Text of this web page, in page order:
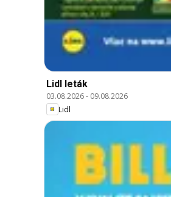
Lidl leták
03.08.2026- 09.08.2026
Lidl